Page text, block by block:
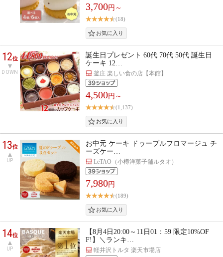
3,700円～
(18)
12位
DOWN
誕生日プレゼント 60代 70代 50代 誕生日
ケーキ 12…
釜庄 楽しい食の店【本館】
4,500円～
(1,137)
13位
UP
お中元 ケーキ ドゥーブルフロマージュ チ
ーズケー…
LeTAO（小樽洋菓子舗ルタオ）
7,980円
(189)
14位
UP
【8月4日20:00～11日01：59 限定10%OF
F!】＼ランキ…
軽井沢トルタ 楽天市場店